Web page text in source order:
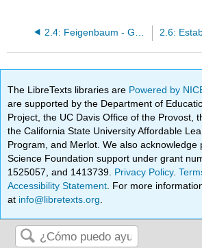
The LibreTexts libraries are Powered by
are supported by the Department of
Project, the UC Davis Office of the Provost,
the California State University Affordable
Program, and Merlot. We also acknowledge
Science Foundation support under grant
1525057, and 1413739. Privacy Policy.
Accessibility Statement . For more
at info@libretexts.org